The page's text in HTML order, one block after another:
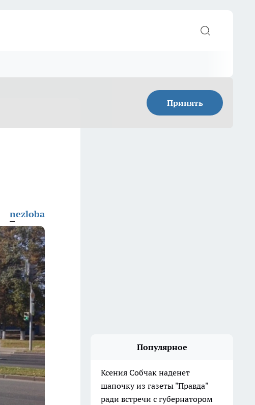
Принять
nezloba
Популярное
Ксения Собчак наденет
шапочку из газеты "Правда"
ради встречи с губернатором